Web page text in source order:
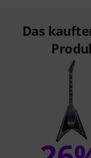
Das